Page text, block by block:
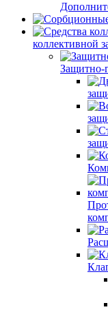
коллективной
Защитно-